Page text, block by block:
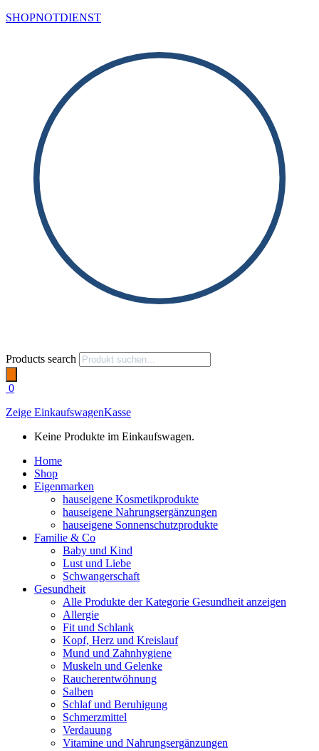
SHOPNOTDIENST
Products search
0
Zeige EinkaufswagenKasse
Keine Produkte im Einkaufswagen.
Home
Shop
Eigenmarken
hauseigene Kosmetikprodukte
hauseigene Nahrungsergänzungen
hauseigene Sonnenschutzprodukte
Familie & Co
Baby und Kind
Lust und Liebe
Schwangerschaft
Gesundheit
Alle Produkte der Kategorie Gesundheit anzeigen
Allergie
Fit und Schlank
Kopf, Herz und Kreislauf
Mund und Zahnhygiene
Muskeln und Gelenke
Raucherentwöhnung
Salben
Schlaf und Beruhigung
Schmerzmittel
Verdauung
Vitamine und Nahrungsergänzungen